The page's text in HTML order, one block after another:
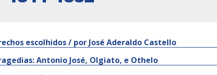
escolhidos / por José Aderaldo Castello
Antonio José, Olgiato, e Othelo